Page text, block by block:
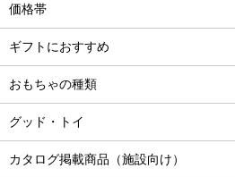
価格帯
ギフトにおすすめ
おもちゃの種類
グッド・トイ
カタログ掲載商品（施設向け）